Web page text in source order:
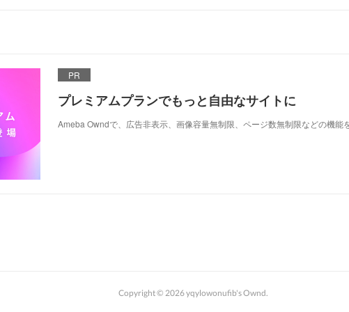
PR
プレミアムプランでもっと自由なサイトに
Ameba Owndで、広告非表示、画像容量無制限、ページ数無制限などの機能
Copyright © 2026yqylowonufib's Ownd.